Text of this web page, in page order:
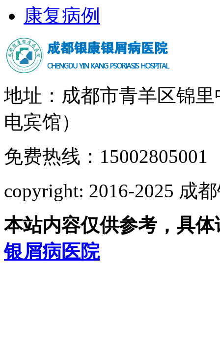
康复病例
地址：成都市青羊区锦
电宾馆）
免费热线：15002805001
copyright: 2016-2025 成
本站内容仅供参考，具
银屑病医院